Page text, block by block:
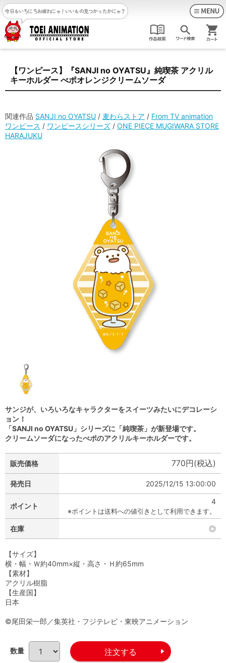
今日もいちにちお疲れにゃ！ いいもの見つかったかにゃ？
【ワンピース】『SANJI no OYATSU』純喫茶 アクリル
キーホルダー べポオレンジクリームソーダ
関連作品 SANJI no OYATSU / 麦わらストア / From TV animation
ワンピース / ワンピースシリーズ / ONE PIECE MUGIWARA STORE
HARAJUKU
サンジが、いろいろなキャラクターをスイーツみたいにデコレーシ
ョン！
「SANJI no OYATSU」シリーズに「純喫茶」が新登場です。
クリームソーダになったべポのアクリルキーホルダーです。
販売価格 770円(税込)
発売日 2025/12/15 13:00:00
ポイント
4
※ポイントは送料への値引きとして利用できます。
在庫 ◎
【サイズ】
横・幅・Ｗ約40mm×縦・高さ・Ｈ約65mm
【素材】
アクリル樹脂
【生産国】
日本
©尾田栄一郎／集英社・フジテレビ・東映アニメーション
数量